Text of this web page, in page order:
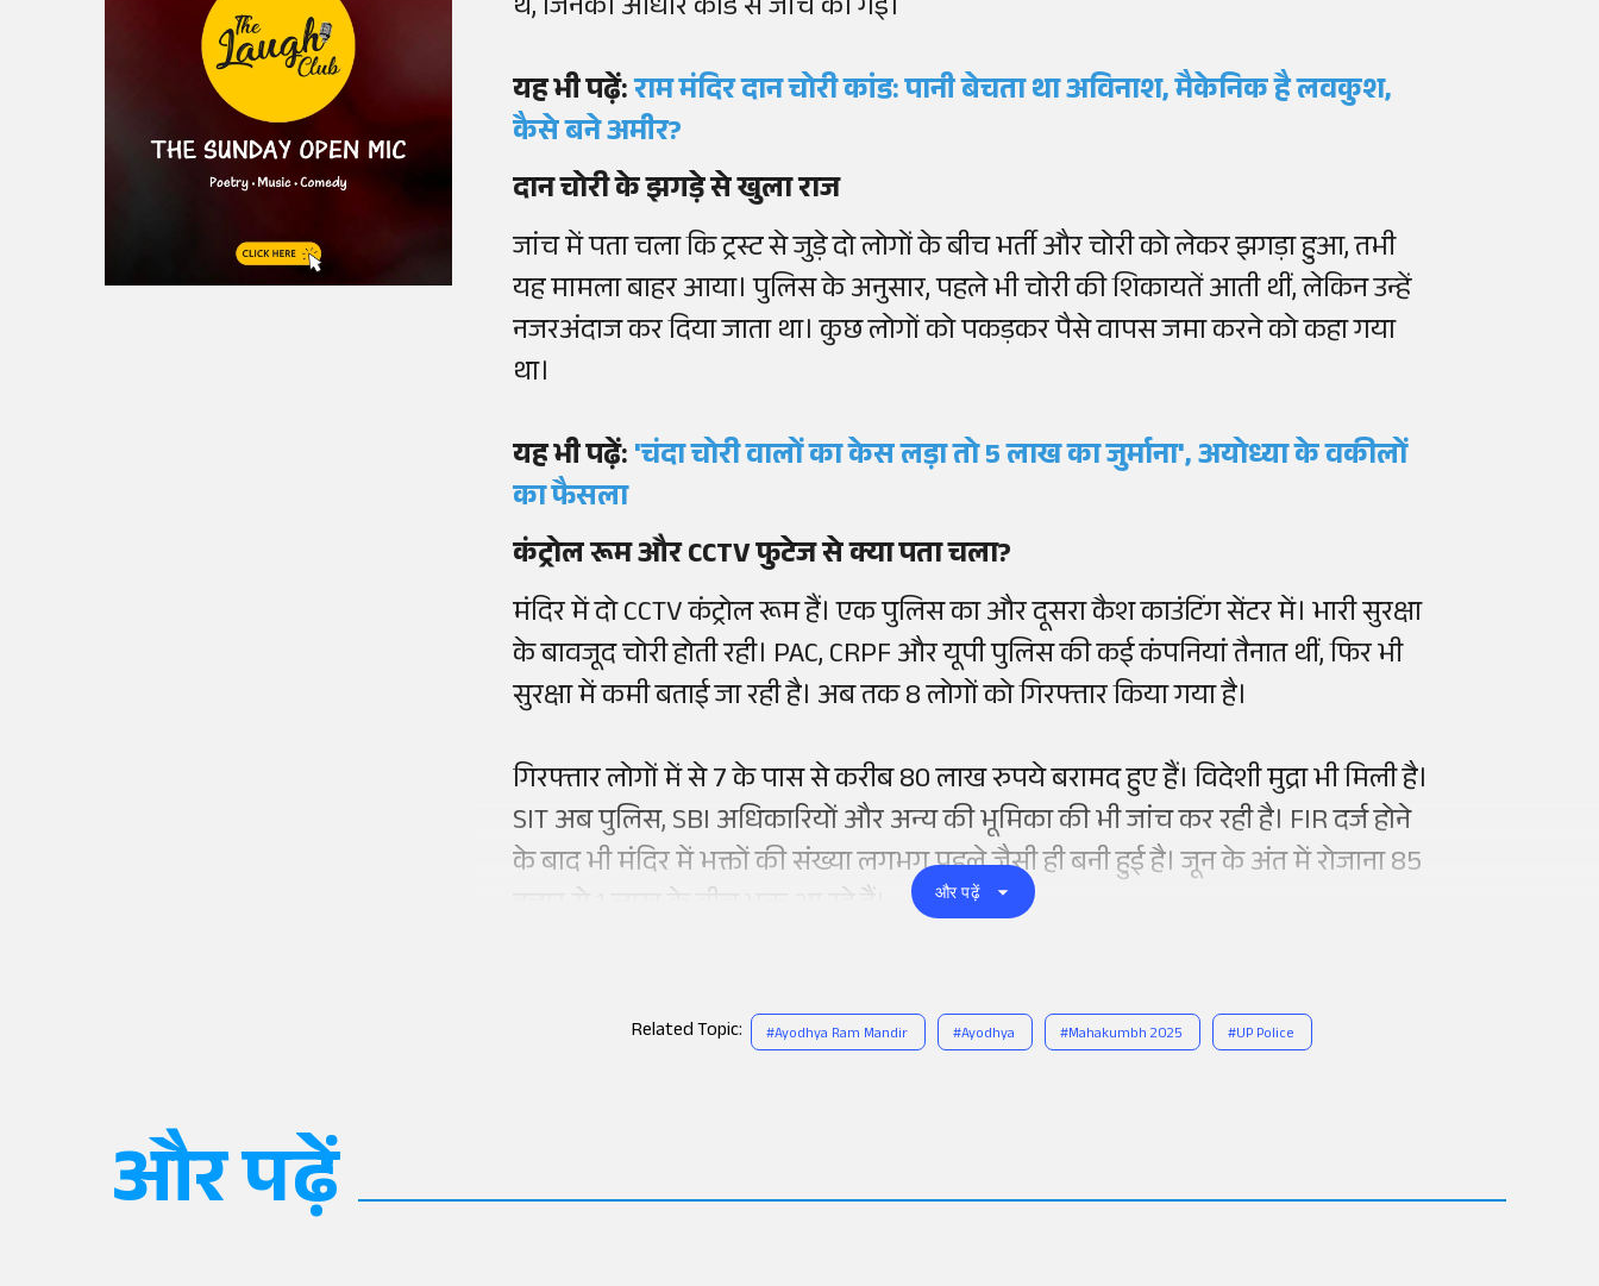
थे, जिनकी आधार कार्ड से जांच की गई।
यह भी पढ़ें:राम मंदिर दान चोरी कांड: पानी बेचता था अविनाश, मैकेनिक है लवकुश,
कैसे बने अमीर?
दान चोरी के झगड़े से खुला राज
जांच में पता चला कि ट्रस्ट से जुड़े दो लोगों के बीच भर्ती और चोरी को लेकर झगड़ा हुआ, तभी
यह मामला बाहर आया। पुलिस के अनुसार, पहले भी चोरी की शिकायतें आती थीं, लेकिन उन्हें
नजरअंदाज कर दिया जाता था। कुछ लोगों को पकड़कर पैसे वापस जमा करने को कहा गया
था।
यह भी पढ़ें:'चंदा चोरी वालों का केस लड़ा तो 5 लाख का जुर्माना', अयोध्या के वकीलों
का फैसला
कंट्रोल रूम और CCTV फुटेज से क्या पता चला?
मंदिर में दो CCTV कंट्रोल रूम हैं। एक पुलिस का और दूसरा कैश काउंटिंग सेंटर में। भारी सुरक्षा
के बावजूद चोरी होती रही। PAC, CRPF और यूपी पुलिस की कई कंपनियां तैनात थीं, फिर भी
सुरक्षा में कमी बताई जा रही है। अब तक 8 लोगों को गिरफ्तार किया गया है।
गिरफ्तार लोगों में से 7 के पास से करीब 80 लाख रुपये बरामद हुए हैं। विदेशी मुद्रा भी मिली है।
SIT अब पुलिस, SBI अधिकारियों और अन्य की भूमिका की भी जांच कर रही है। FIR दर्ज होने
के बाद भी मंदिर में भक्तों की संख्या लगभग पहले जैसी ही बनी हुई है। जून के अंत में रोजाना 85
और पढ़ें
Related Topic: #Ayodhya Ram Mandir #Ayodhya #Mahakumbh 2025 #UP Police
और पढ़ें